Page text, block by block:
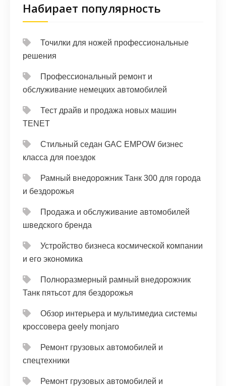
Набирает популярность
Точилки для ножей профессиональные
решения
Профессиональный ремонт и
обслуживание немецких автомобилей
Тест драйв и продажа новых машин
TENET
Стильный седан GAC EMPOW бизнес
класса для поездок
Рамный внедорожник Танк 300 для города
и бездорожья
Продажа и обслуживание автомобилей
шведского бренда
Устройство бизнеса космической компании
и его экономика
Полноразмерный рамный внедорожник
Танк пятьсот для бездорожья
Обзор интерьера и мультимедиа системы
кроссовера geely monjaro
Ремонт грузовых автомобилей и
спецтехники
Ремонт грузовых автомобилей и